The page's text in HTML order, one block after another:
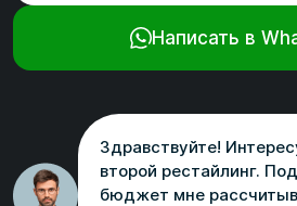
Написать в
Здравствуйте!
второй рестайлинг.
бюджет мне